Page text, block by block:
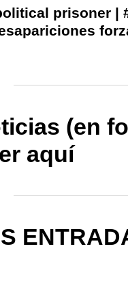
prisoner |
(en
aquí